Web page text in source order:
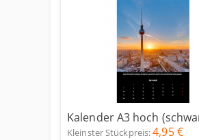
Kalender A3 hoch
Kleinster Stückpreis:4,95 €